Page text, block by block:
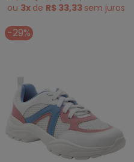
Sintética
ou 3x de R$ 33,33 sem juros
-29%